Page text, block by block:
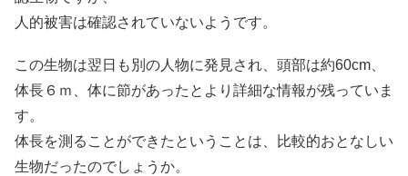
人的被害は確認されていないようです。
この生物は翌日も別の人物に発見され、頭部は約60cm、
体長６ｍ、体に節があったとより詳細な情報が残っていま
す。
体長を測ることができたということは、比較的おとなしい
生物だったのでしょうか。